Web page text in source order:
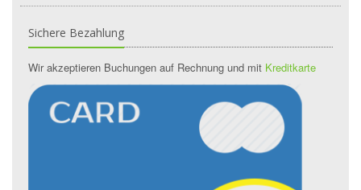
Sichere Bezahlung
Wir akzeptieren Buchungen auf Rechnung und mit Kreditkarte